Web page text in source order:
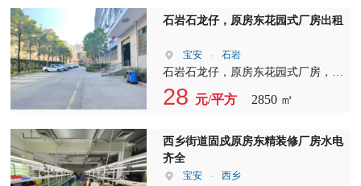
室精装修，带无尘车间、以及仓库。
石岩石龙仔，原房东花园式厂房出租
宝安 - 石岩
石岩石龙仔，原房东花园式厂房，一
楼2850平，实际面积出租！层高6
米，园区已电改
28 元/平方 2850 ㎡
西乡街道固戍原房东精装修厂房水电
齐全
宝安 - 西乡